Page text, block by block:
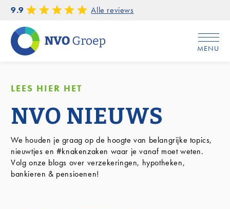
9.9 Alle reviews
MENU
Home /
LEES HIER HET
NVO NIEUWS
We houden je graag op de hoogte van belangrijke topics,
nieuwtjes en #knakenzaken waar je vanaf moet weten.
Volg onze blogs over verzekeringen, hypotheken,
bankieren & pensioenen!